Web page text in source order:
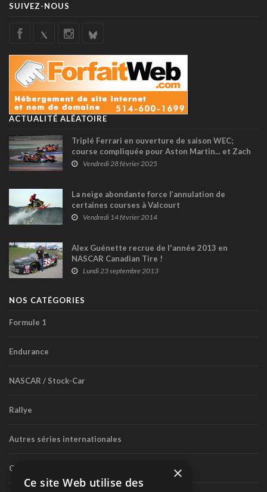
SUIVEZ-NOUS
ACTUALITÉ ALÉATOIRE
Triplé Ferrari en ouverture de saison WEC;
course compliquée pour Aston Martin... et Zach
Robichon 6ème en GT3
Vendredi 28 février 2025
La neige abondante force l’annulation de
certaines courses à Valcourt
Vendredi 14 février 2014
Alex Guénette recrue de l'année 2013 en
NASCAR Canadian Tire !
Lundi 23 septembre 2013
NOS CATÉGORIES
Formule 1
Endurance
NASCAR / Stock-Car
Rallye
Autres séries internationales
Circuit routier canadien ×
Ce site Web utilise des